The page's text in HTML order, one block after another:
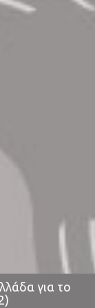
για το